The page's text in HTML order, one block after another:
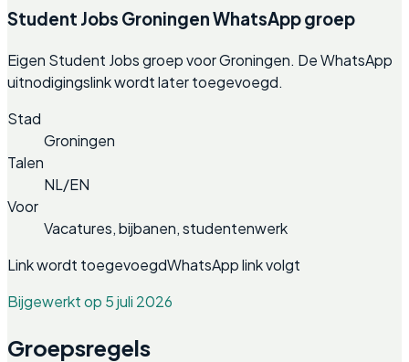
Student Jobs Groningen WhatsApp groep
Eigen Student Jobs groep voor Groningen. De WhatsApp
uitnodigingslink wordt later toegevoegd.
Stad
Groningen
Talen
NL/EN
Voor
Vacatures, bijbanen, studentenwerk
Link wordt toegevoegdWhatsApp link volgt
Bijgewerkt op 5 juli 2026
Groepsregels